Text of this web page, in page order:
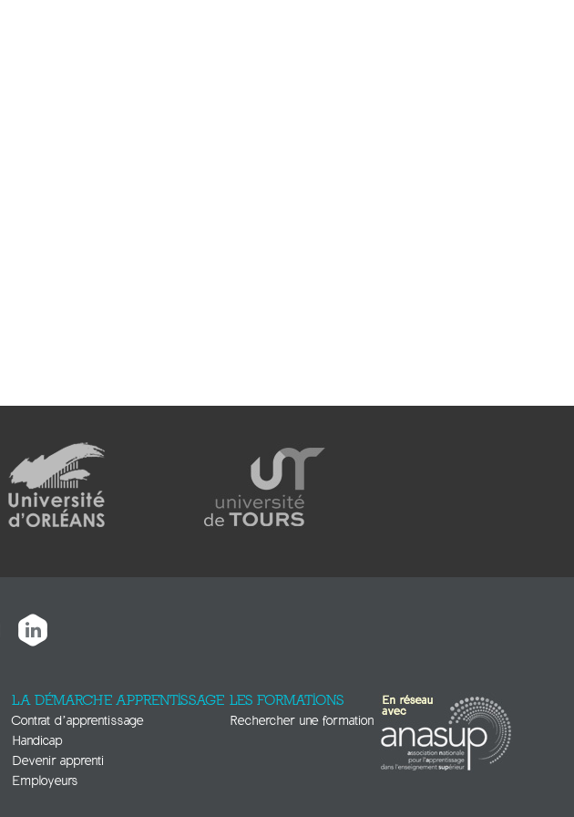
LA DÉMARCHE APPRENTISSAGE
Contrat d’apprentissage
Handicap
Devenir apprenti
Employeurs
LES FORMATIONS
Rechercher une formation